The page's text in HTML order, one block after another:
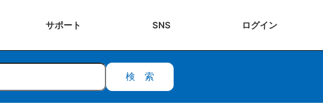
サポート SNS ログイン
検索